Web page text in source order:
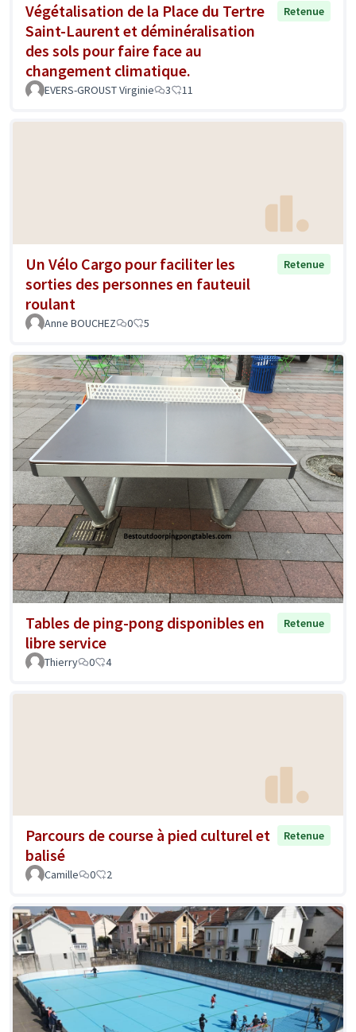
Végétalisation de la Place du Tertre
Saint-Laurent et déminéralisation
des sols pour faire face au
changement climatique.
Retenue
EVERS-GROUST Virginie 3 11
Un Vélo Cargo pour faciliter les
sorties des personnes en fauteuil
roulant
Retenue
Anne BOUCHEZ 0 5
Tables de ping-pong disponibles en
libre service
Retenue
Thierry 0 4
Parcours de course à pied culturel et
balisé
Retenue
Camille 0 2